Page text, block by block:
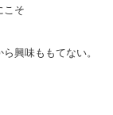
こそ
興味ももてない。